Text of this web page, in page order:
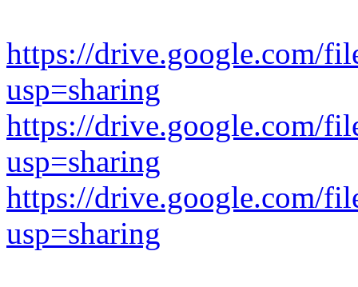
https://drive.google.com/
usp=sharing
https://drive.google.com/
usp=sharing
https://drive.google.com/
usp=sharing